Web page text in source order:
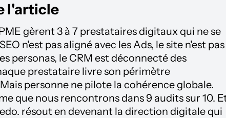
l'article
gèrent 3 à 7 prestataires digitaux qui ne se
n'est pas aligné avec les Ads, le site n'est pas
personas, le CRM est déconnecté des
prestataire livre son périmètre
personne ne pilote la cohérence globale.
que nous rencontrons dans 9 audits sur 10.
résout en devenant la direction digitale qui